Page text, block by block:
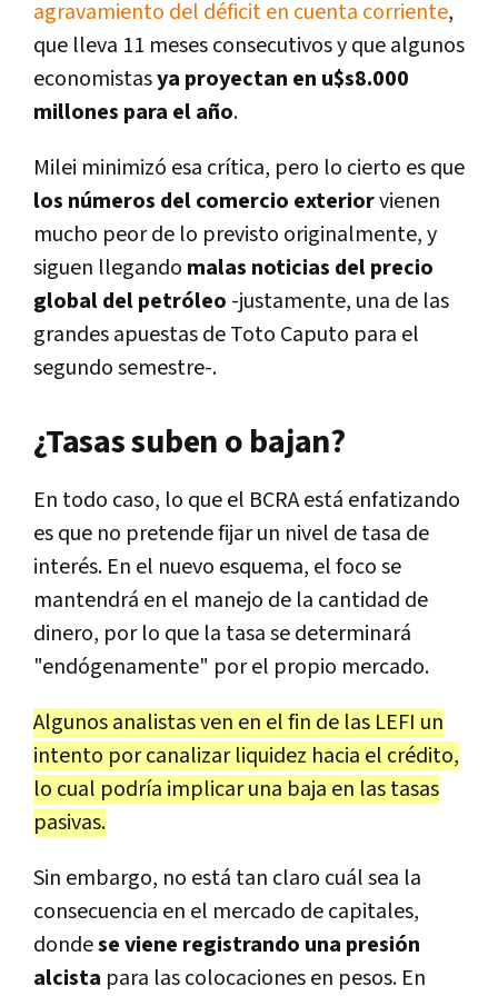
agravamiento del déficit en cuenta corriente,
que lleva 11 meses consecutivos y que algunos
economistasya proyectan en u$s8.000
millones para el año.
Milei minimizó esa crítica, pero lo cierto es que
los números del comercio exteriorvienen
mucho peor de lo previsto originalmente, y
siguen llegando malas noticias del precio
global del petróleo -justamente, una de las
grandes apuestas de Toto Caputo para el
segundo semestre-.
¿Tasas suben o bajan?
En todo caso, lo que el BCRA está enfatizando
es que no pretende fijar un nivel de tasa de
interés. En el nuevo esquema, el foco se
mantendrá en el manejo de la cantidad de
dinero, por lo que la tasa se determinará
"endógenamente" por el propio mercado.
Algunos analistas ven en el fin de las LEFI un
intento por canalizar liquidez hacia el crédito,
lo cual podría implicar una baja en las tasas
pasivas.
Sin embargo, no está tan claro cuál sea la
consecuencia en el mercado de capitales,
dondese viene registrando una presión
alcista para las colocaciones en pesos. En